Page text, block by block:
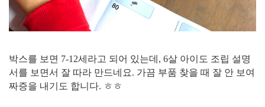
박스를 보면 7-12세라고 되어 있는데, 6살 아이도 조립 설명
서를 보면서 잘 따라 만드네요. 가끔 부품 찾을 때 잘 안 보여
짜증을 내기도 합니다. ㅎㅎ